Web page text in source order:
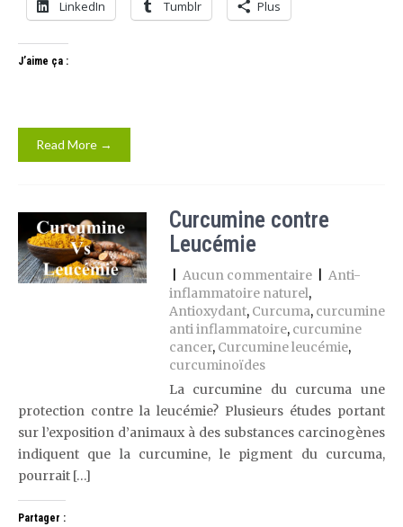
LinkedIn Tumblr Plus
J’aime ça :
Read More →
Curcumine contre
Leucémie
Aucun commentaire
Anti-
inflammatoire naturel,
Antioxydant, Curcuma, curcumine
anti inflammatoire, curcumine
cancer, Curcumine leucémie,
curcuminoïdes
La curcumine du curcuma une
protection contre la leucémie? Plusieurs études portant
sur l’exposition d’animaux à des substances carcinogènes
indiquent que la curcumine, le pigment du curcuma,
pourrait […]
Partager :